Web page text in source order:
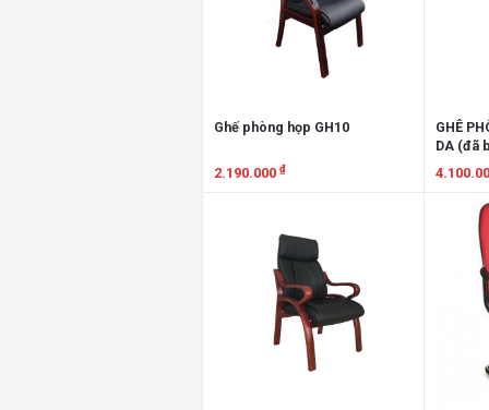
Ghế phòng họp GH10
2.190.000 ₫
GHÊ
DA (đã
Xem